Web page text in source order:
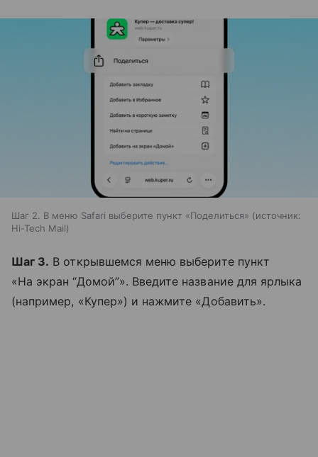
Шаг 2. В меню Safari выберите пункт «Поделиться»
источник:
Hi-Tech Mail
Шаг 3. В открывшемся меню выберите пункт
«На экран “Домой”». Введите название для ярлыка
(например, «Купер») и нажмите «Добавить».